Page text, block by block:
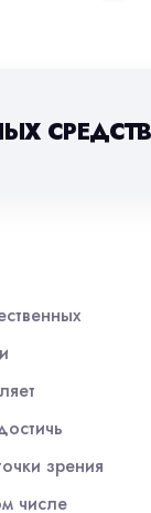
СРЕДСТВ
зрения
числе